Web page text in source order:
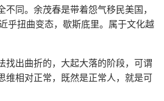
不同。余茂春是带着怨气移民美国，
乎扭曲变态，歇斯底里。属于文化越
找出曲折的，大起大落的阶段，可谓
维相对正常，既然是正常人，就是可